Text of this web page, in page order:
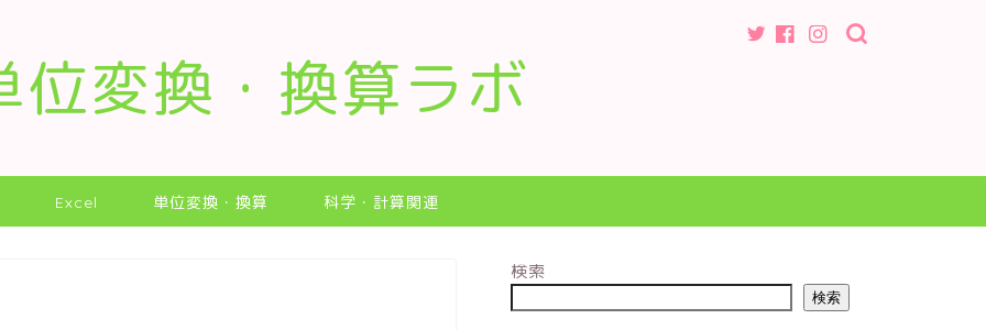
位変換・換算ラボ
Excel 単位変換・換算 科学・計算関連
検索
検索